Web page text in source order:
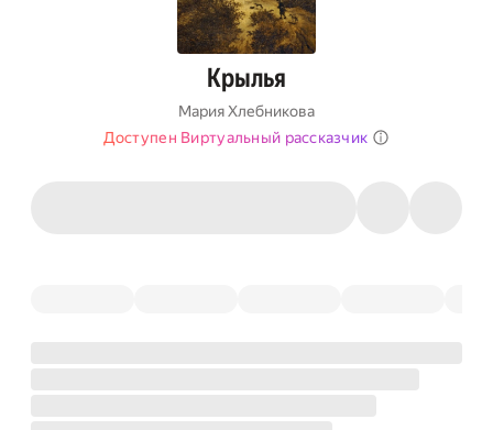
Крылья
Мария Хлебникова
Доступен Виртуальный рассказчик